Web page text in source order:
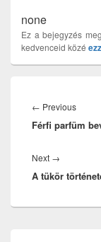
none
Ez a bejegyzés
kedvenceid közé
navigáció
← Previous
post:
Férfi parfüm
Next →
post:
A tükör